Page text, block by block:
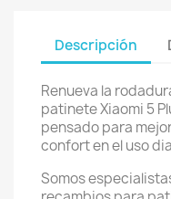
Descripción
Renueva la
patinete Xiaomi 5
pensado para
confort en el uso
Somos